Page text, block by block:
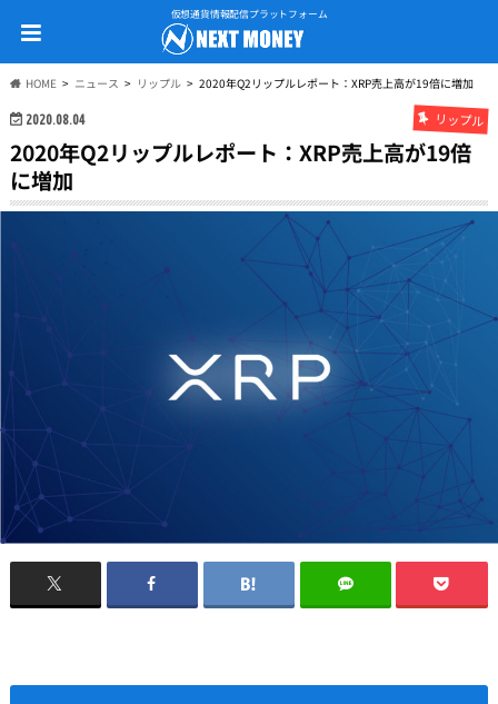
仮想通貨情報配信プラットフォーム
HOME ニュース リップル 2020年Q2リップルレポート：XRP売上高が19倍に増加
2020.08.04 リップル
2020年Q2リップルレポート：XRP売上高が19倍
に増加